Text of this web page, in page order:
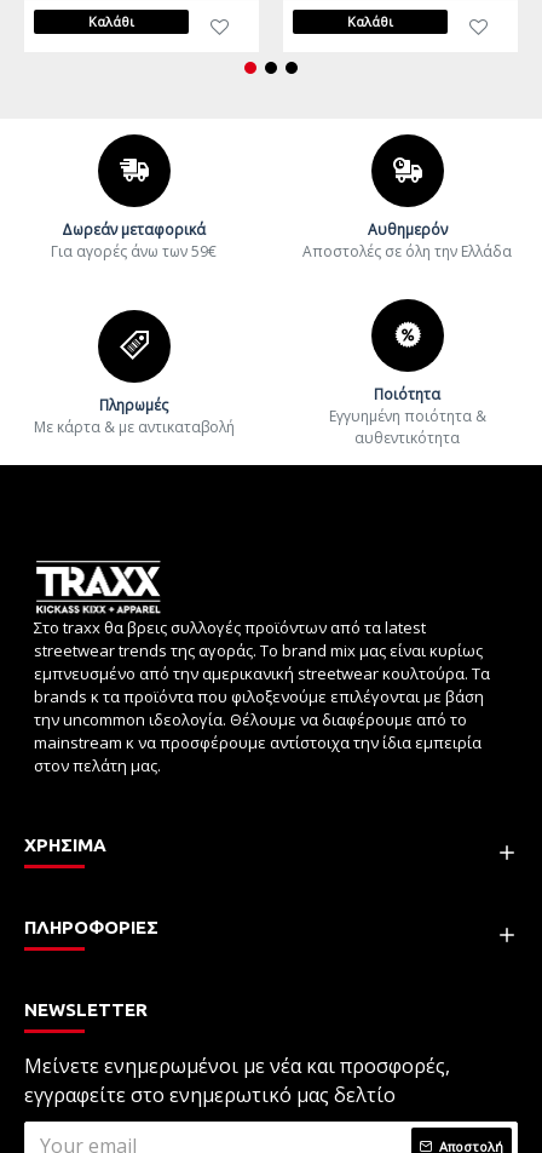
Καλάθι Καλάθι
Δωρεάν μεταφορικά
Για αγορές άνω των 59€
Αυθημερόν
Aποστολές σε όλη την Ελλάδα
Πληρωμές
Με κάρτα & με αντικαταβολή
Ποιότητα
Εγγυημένη ποιότητα &
αυθεντικότητα
Στο traxx θα βρεις συλλογές προϊόντων από τα latest
streetwear trends της αγοράς. Το brand mix μας είναι κυρίως
εμπνευσμένο από την αμερικανική streetwear κουλτούρα. Τα
brands κ τα προϊόντα που φιλοξενούμε επιλέγονται με βάση
την uncommon ιδεολογία. Θέλουμε να διαφέρουμε από το
mainstream κ να προσφέρουμε αντίστοιχα την ίδια εμπειρία
στον πελάτη μας.
ΧΡΗΣΙΜΑ
ΠΛΗΡΟΦΟΡΙΕΣ
NEWSLETTER
Μείνετε ενημερωμένοι με νέα και προσφορές,
εγγραφείτε στο ενημερωτικό μας δελτίο
Αποστολή